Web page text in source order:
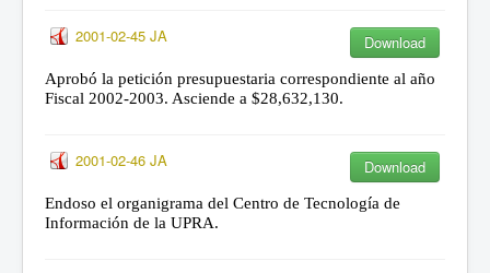
2001-02-45 JA Download
Aprobó la petición presupuestaria correspondiente al año
Fiscal 2002-2003. Asciende a $28,632,130.
2001-02-46 JA Download
Endoso el organigrama del Centro de Tecnología de
Información de la UPRA.